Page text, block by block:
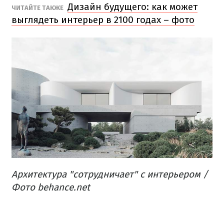
ЧИТАЙТЕ ТАКЖЕ Дизайн будущего: как может
выглядеть интерьер в 2100 годах – фото
Архитектура "сотрудничает" с интерьером /
Фото behance.net